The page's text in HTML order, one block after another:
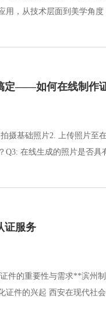
用，从技术层面到美学角度
定——如何在线制作
摄基础照片2. 上传照片至
在线生成的照片是否具
证服务
件的重要性与需求**滨州
证件的兴起 西安在现代社